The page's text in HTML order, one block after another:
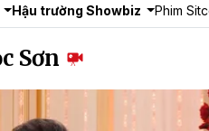
Hậu trường Showbiz Phim
Sơn